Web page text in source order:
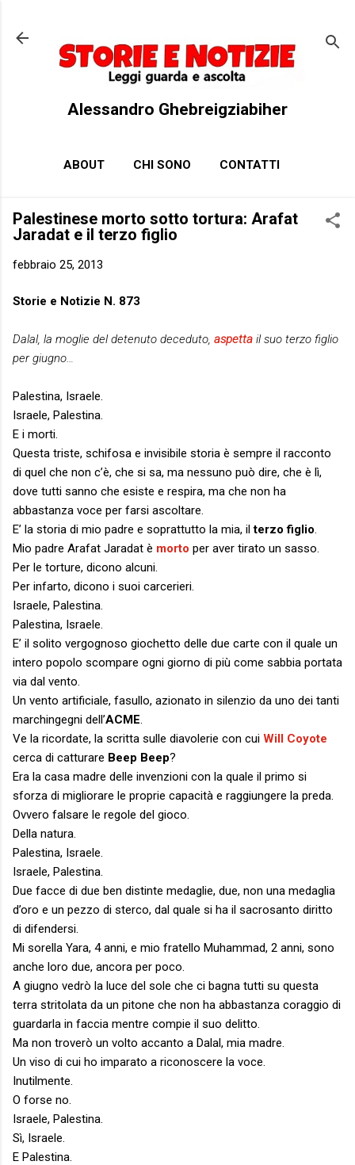
Alessandro Ghebreigziabiher
ABOUT CHI SONO CONTATTI
Palestinese morto sotto tortura: Arafat
Jaradat e il terzo figlio
febbraio 25, 2013
Storie e Notizie N. 873
Dalal, la moglie del detenuto deceduto, aspetta il suo terzo figlio
per giugno…
Palestina, Israele.
Israele, Palestina.
E i morti.
Questa triste, schifosa e invisibile storia è sempre il racconto
di quel che non c’è, che si sa, ma nessuno può dire, che è lì,
dove tutti sanno che esiste e respira, ma che non ha
abbastanza voce per farsi ascoltare.
E’ la storia di mio padre e soprattutto la mia, ilterzo figlio.
Mio padre Arafat Jaradat è morto per aver tirato un sasso.
Per le torture, dicono alcuni.
Per infarto, dicono i suoi carcerieri.
Israele, Palestina.
Palestina, Israele.
E’ il solito vergognoso giochetto delle due carte con il quale un
intero popolo scompare ogni giorno di più come sabbia portata
via dal vento.
Un vento artificiale, fasullo, azionato in silenzio da uno dei tanti
marchingegni dell’ACME.
Ve la ricordate, la scritta sulle diavolerie con cui Will Coyote
cerca di catturare Beep Beep?
Era la casa madre delle invenzioni con la quale il primo si
sforza di migliorare le proprie capacità e raggiungere la preda.
Ovvero falsare le regole del gioco.
Della natura.
Palestina, Israele.
Israele, Palestina.
Due facce di due ben distinte medaglie, due, non una medaglia
d’oro e un pezzo di sterco, dal quale si ha il sacrosanto diritto
di difendersi.
Mi sorella Yara, 4 anni, e mio fratello Muhammad, 2 anni, sono
anche loro due, ancora per poco.
A giugno vedrò la luce del sole che ci bagna tutti su questa
terra stritolata da un pitone che non ha abbastanza coraggio di
guardarla in faccia mentre compie il suo delitto.
Ma non troverò un volto accanto a Dalal, mia madre.
Un viso di cui ho imparato a riconoscere la voce.
Inutilmente.
O forse no.
Israele, Palestina.
Sì, Israele.
E Palestina.